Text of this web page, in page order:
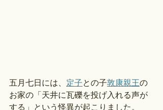
五月七日には、 定子との子敦康親王の
お家の「天井に瓦礫を投げ入れる声が
する」という怪異が起こりました。